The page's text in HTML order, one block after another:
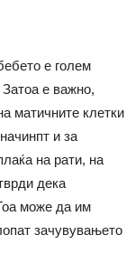
е голем
Затоа е важно,
матичните клетки
и за
на рати, на
дека
може да им
зачувувањето